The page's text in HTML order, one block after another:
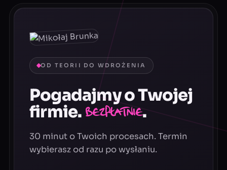
OD TEORII DO WDROŻENIA
Pogadajmy o Twojej
firmie. Bezpłatnie.
30 minut o Twoich procesach. Termin
wybierasz od razu po wysłaniu.